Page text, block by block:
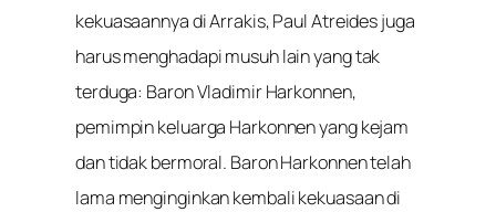
kekuasaannya di Arrakis, Paul Atreides juga
harus menghadapi musuh lain yang tak
terduga: Baron Vladimir Harkonnen,
pemimpin keluarga Harkonnen yang kejam
dan tidak bermoral. Baron Harkonnen telah
lama menginginkan kembali kekuasaan di